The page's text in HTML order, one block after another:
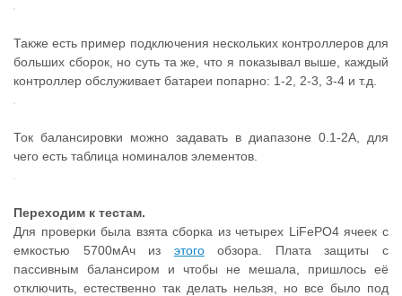
Также есть пример подключения нескольких контроллеров для
больших сборок, но суть та же, что я показывал выше, каждый
контроллер обслуживает батареи попарно: 1-2, 2-3, 3-4 и т.д.
Ток балансировки можно задавать в диапазоне 0.1-2А, для
чего есть таблица номиналов элементов.
Переходим к тестам.
Для проверки была взята сборка из четырех LiFePO4 ячеек с
емкостью 5700мАч из этогообзора. Плата защиты с
пассивным балансиром и чтобы не мешала, пришлось её
отключить, естественно так делать нельзя, но все было под